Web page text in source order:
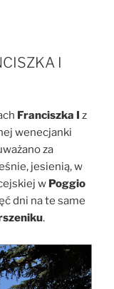
I
Franciszka I
z
wenecjanki
za
jesienią, w
w Poggio
dni na te same
.